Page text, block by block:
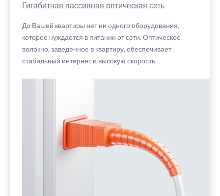
Гигабитная пассивная оптическая сеть
До Вашей квартиры нет ни одного оборудования,
которое нуждается в питании от сети. Оптическое
волокно, заведенное в квартиру, обеспечивает
стабильный интернет и высокую скорость.